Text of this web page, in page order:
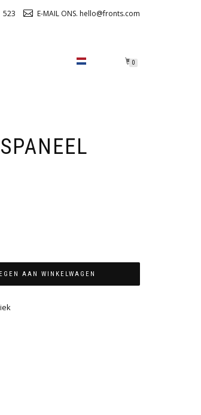
523 E-MAIL ONS. hello@fronts.com
0
AAN WINKELWAGEN